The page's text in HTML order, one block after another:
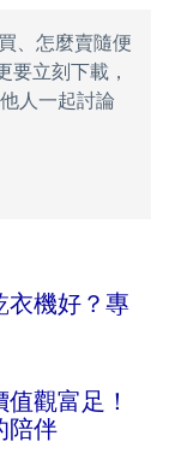
、怎麼賣隨便
要立刻下載，
人一起討論
衣機好？專
觀富足！
陪伴